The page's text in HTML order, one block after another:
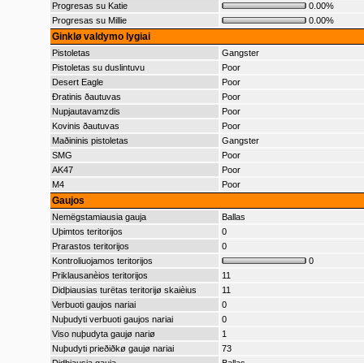
Progresas su Katie
0.00%
Progresas su Millie
0.00%
Ginklø valdymo lygiai
Pistoletas
Gangster
Pistoletas su duslintuvu
Poor
Desert Eagle
Poor
Ðratinis ðautuvas
Poor
Nupjautavamzdis
Poor
Kovinis ðautuvas
Poor
Maðininis pistoletas
Gangster
SMG
Poor
AK47
Poor
M4
Poor
Gaujos
Nemëgstamiausia gauja
Ballas
Uþimtos teritorijos
0
Prarastos teritorijos
0
Kontroliuojamos teritorijos
0
Priklausanèios teritorijos
11
Didþiausias turëtas teritorijø skaièius
11
Verbuoti gaujos nariai
0
Nuþudyti verbuoti gaujos nariai
0
Viso nuþudyta gaujø nariø
1
Nuþudyti prieðiðkø gaujø nariai
73